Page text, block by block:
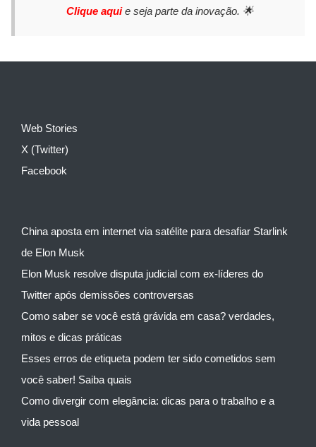
Clique aquie seja parte da inovação. 🌟
Web Stories
X (Twitter)
Facebook
China aposta em internet via satélite para desafiar Starlink
de Elon Musk
Elon Musk resolve disputa judicial com ex-líderes do
Twitter após demissões controversas
Como saber se você está grávida em casa? verdades,
mitos e dicas práticas
Esses erros de etiqueta podem ter sido cometidos sem
você saber! Saiba quais
Como divergir com elegância: dicas para o trabalho e a
vida pessoal